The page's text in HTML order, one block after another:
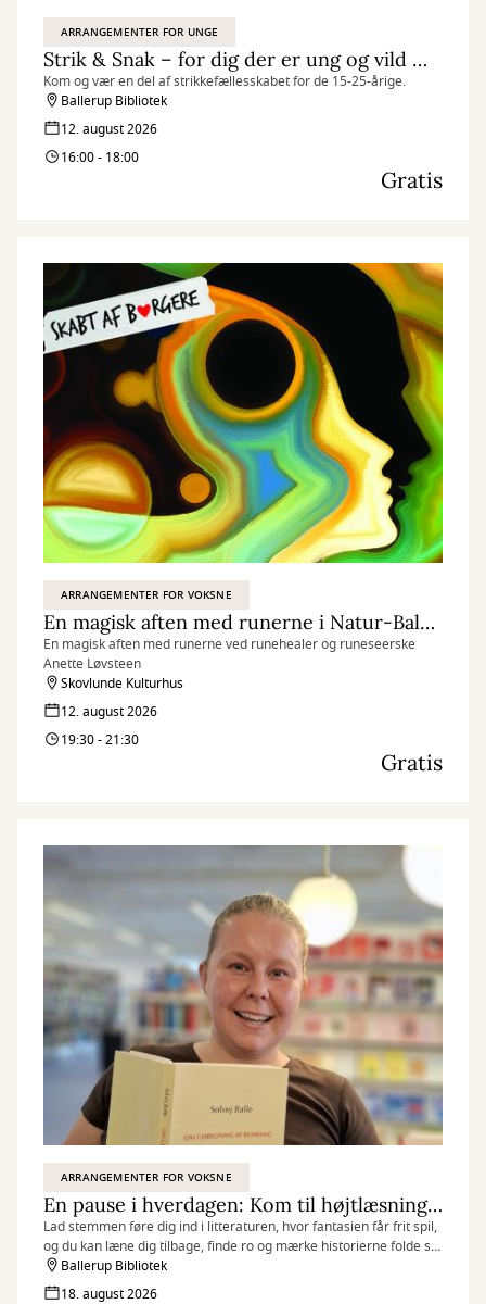
ARRANGEMENTER FOR UNGE
Strik & Snak – for dig der er ung og vild med garn
Kom og vær en del af strikkefællesskabet for de 15-25-årige.
Ballerup Bibliotek
12. august 2026
16:00 - 18:00
Gratis
ARRANGEMENTER FOR VOKSNE
En magisk aften med runerne i Natur-Balance-Huset
En magisk aften med runerne ved runehealer og runeseerske
Anette Løvsteen
Skovlunde Kulturhus
12. august 2026
19:30 - 21:30
Gratis
ARRANGEMENTER FOR VOKSNE
En pause i hverdagen: Kom til højtlæsning og mærk historiernes nærvær
Lad stemmen føre dig ind i litteraturen, hvor fantasien får frit spil,
og du kan læne dig tilbage, finde ro og mærke historierne folde sig
ud. Ballerup Bibliotek
18. august 2026